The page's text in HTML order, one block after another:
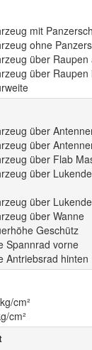
mit
ohne
über Raupen
über Raupen
über
über
über Flab
über
über
über Wanne
Geschütz
Spannrad vorne
Antriebsrad hinten
cm²
cm²